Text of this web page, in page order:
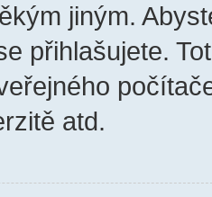
jiným.
přihlašujete.
atd.